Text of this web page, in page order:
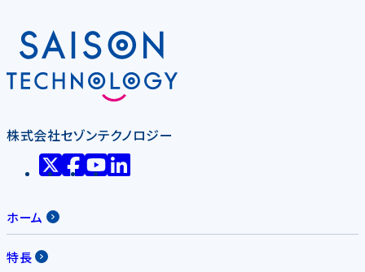
株式会社セゾンテクノロジー
ホーム
特長